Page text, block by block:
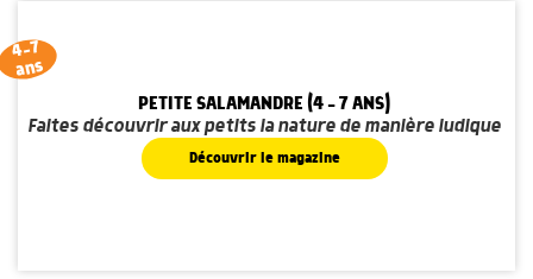
4-7
ans
PETITE SALAMANDRE (4 - 7 ANS)
Faites découvrir aux petits la nature de manière ludique
Découvrir le magazine